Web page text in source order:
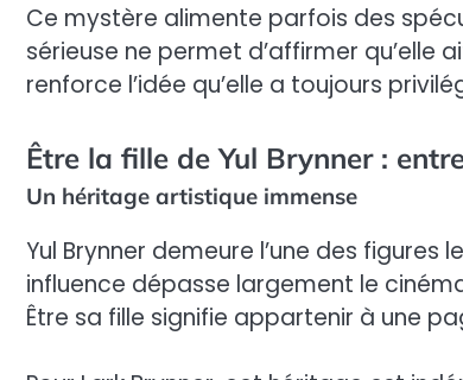
Ce mystère alimente parfois des
sérieuse ne permet d’affirmer qu’elle
renforce l’idée qu’elle a toujours
Être la fille de Yul Brynner :
Un héritage artistique immense
Yul Brynner demeure l’une des figures
influence dépasse largement le
Être sa fille signifie appartenir à une